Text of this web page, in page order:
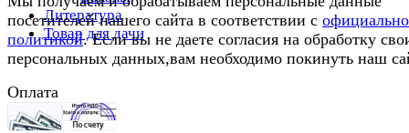
Литература
Товар для дачи
посетителей нашего сайта в соответствии с
политикой. Если вы не даете согласия на обработку
персональных данных,вам необходимо покинуть наш
Оплата